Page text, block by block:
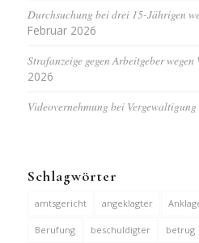
Durchsuchung bei drei 15-Jährigen
Februar 2026
Strafanzeige gegen Arbeitgeber wegen
2026
Videovernehmung bei Vergewaltigung
Schlagwörter
amtsgericht angeklagter
Berufung beschuldigter betrug